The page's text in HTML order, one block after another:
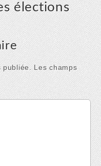
élections
publiée. Les champs